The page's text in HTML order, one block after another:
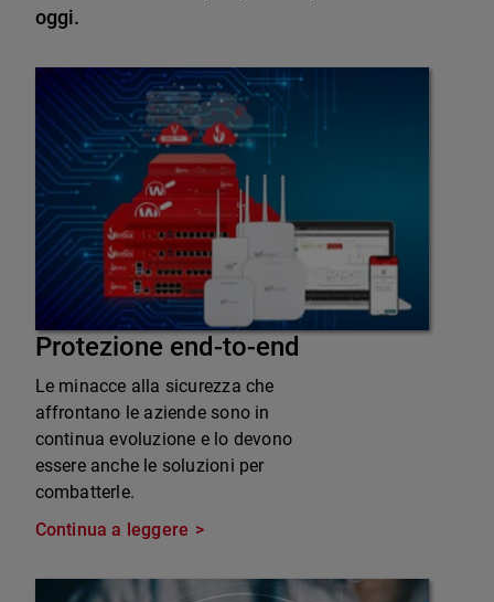
oggi.
Protezione end-to-end
Le minacce alla sicurezza che
affrontano le aziende sono in
continua evoluzione e lo devono
essere anche le soluzioni per
combatterle.
Continua a leggere